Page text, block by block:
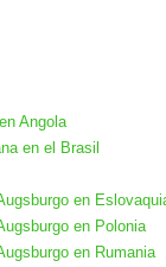
Angola
en el Brasil
en
en Polonia
en Rumania